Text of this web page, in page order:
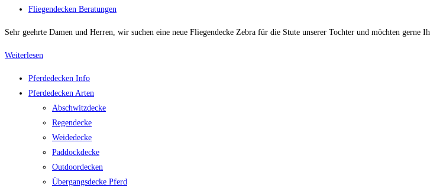
veröffentlicht:
Beitrags-
Fliegendecken Beratungen
Sehr geehrte Damen und Herren, wir suchen eine neue Fliegendecke Zebra für die Stute unserer Tochter und möchten
Weiterlesen
Hannoveraner
Pferdedecken Info
Pferdedecken Arten
Abschwitzdecke
Regendecke
Weidedecke
Paddockdecke
Outdoordecken
Übergangsdecke Pferd